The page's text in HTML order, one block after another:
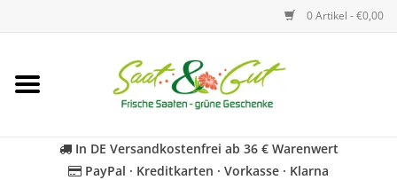
0 Artikel - €0,00
Startseite
In DE Versandkostenfrei ab 36 € Warenwert
PayPal · Kreditkarten · Vorkasse · Klarna